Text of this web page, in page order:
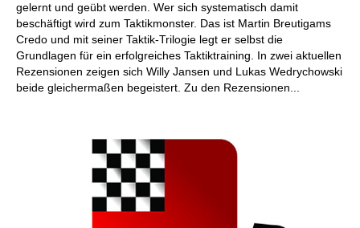
gelernt und geübt werden. Wer sich systematisch damit
beschäftigt wird zum Taktikmonster. Das ist Martin Breutigams
Credo und mit seiner Taktik-Trilogie legt er selbst die
Grundlagen für ein erfolgreiches Taktiktraining. In zwei aktuellen
Rezensionen zeigen sich Willy Jansen und Lukas Wedrychowski
beide gleichermaßen begeistert. Zu den Rezensionen...